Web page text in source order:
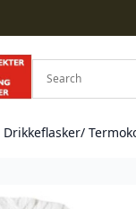
Drikkeflasker/